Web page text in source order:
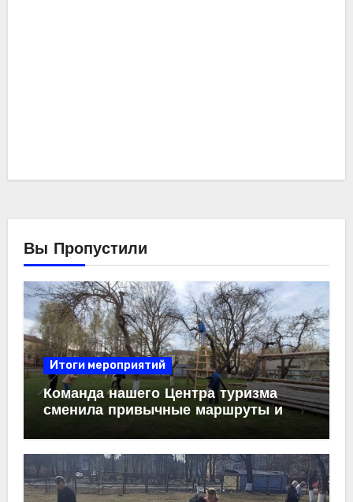
Вы Пропустили
Итоги мероприятий
Команда нашего Центра туризма
сменила привычные маршруты и
карты на садовый инвентарь. Мы с
энтузиазмом присоединились
Республиканскому субботнику,
чтобы привести в порядок любимую
территорию.